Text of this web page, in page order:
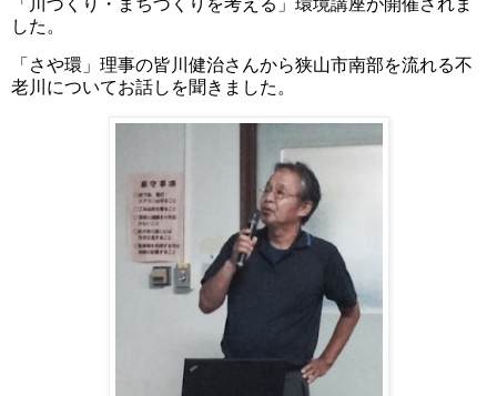
した。
「さや環」理事の皆川健治さんから狭山市南部を流れる不
老川についてお話しを聞きました。